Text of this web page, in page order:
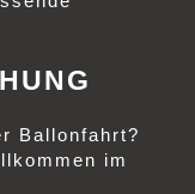
Ballonfahrt?
im